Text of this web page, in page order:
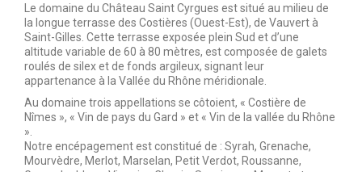
Le domaine du Château Saint Cyrgues est situé au milieu de
la longue terrasse des Costières (Ouest-Est), de Vauvert à
Saint-Gilles. Cette terrasse exposée plein Sud et d’une
altitude variable de 60 à 80 mètres, est composée de galets
roulés de silex et de fonds argileux, signant leur
appartenance à la Vallée du Rhône méridionale.
Au domaine trois appellations se côtoient, « Costière de
Nîmes », « Vin de pays du Gard » et « Vin de la vallée du Rhône
».
Notre encépagement est constitué de : Syrah, Grenache,
Mourvèdre, Merlot, Marselan, Petit Verdot, Roussanne,